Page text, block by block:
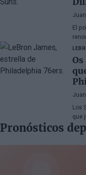
El
Los
que
Pronósticos